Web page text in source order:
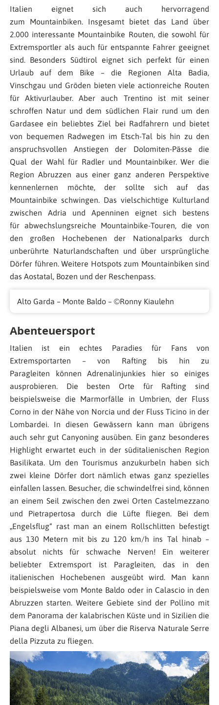
Italien eignet sich auch hervorragend
zum Mountainbiken. Insgesamt bietet das Land über
2.000 interessante Mountainbike Routen, die sowohl für
Extremsportler als auch für entspannte Fahrer geeignet
sind. Besonders Südtirol eignet sich perfekt für einen
Urlaub auf dem Bike – die Regionen Alta Badia,
Vinschgau und Gröden bieten viele actionreiche Routen
für Aktivurlauber. Aber auch Trentino ist mit seiner
schroffen Natur und dem südlichen Flair rund um den
Gardasee ein beliebtes Ziel bei Radfahrern und bietet
von bequemen Radwegen im Etsch-Tal bis hin zu den
anspruchsvollen Anstiegen der Dolomiten-Pässe die
Qual der Wahl für Radler und Mountainbiker. Wer die
Region Abruzzen aus einer ganz anderen Perspektive
kennenlernen möchte, der sollte sich auf das
Mountainbike schwingen. Das vielschichtige Kulturland
zwischen Adria und Apenninen eignet sich bestens
für abwechslungsreiche Mountainbike-Touren, die von
den großen Hochebenen der Nationalparks durch
unberührte Naturlandschaften und über ursprüngliche
Dörfer führen. Weitere Hotspots zum Mountainbiken sind
das Aostatal, Bozen und der Reschenpass.
Alto Garda – Monte Baldo – ©Ronny Kiaulehn
Abenteuersport
Italien ist ein echtes Paradies für Fans von
Extremsportarten – von Rafting bis hin zu
Paragleiten können Adrenalinjunkies hier so einiges
ausprobieren. Die besten Orte für Rafting sind
beispielsweise die Marmorfälle in Umbrien, der Fluss
Corno in der Nähe von Norcia und der Fluss Ticino in der
Lombardei. In diesen Gewässern kann man übrigens
auch sehr gut Canyoning ausüben. Ein ganz besonderes
Highlight erwartet euch in der süditalienischen Region
Basilikata. Um den Tourismus anzukurbeln haben sich
zwei kleine Dörfer dort nämlich etwas ganz spezielles
einfallen lassen. Besucher, die schwindelfrei sind, können
an einem Seil zwischen den zwei Orten Castelmezzano
und Pietrapertosa durch die Lüfte fliegen. Bei dem
„Engelsflug“ rast man an einem Rollschlitten befestigt
aus 130 Metern mit bis zu 120 km/h ins Tal hinab –
absolut nichts für schwache Nerven! Ein weiterer
beliebter Extremsport ist Paragleiten, das in den
italienischen Hochebenen ausgeübt wird. Man kann
beispielsweise vom Monte Baldo oder in Calascio in den
Abruzzen starten. Weitere Gebiete sind der Pollino mit
dem Panorama der kalabrischen Küste und in Sizilien die
Piana degli Albanesi, um über die Riserva Naturale Serre
della Pizzuta zu fliegen.